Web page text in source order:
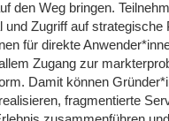
den Weg bringen.
und Zugriff auf strategische
für direkte
Zugang zur
Damit können
fragmentierte